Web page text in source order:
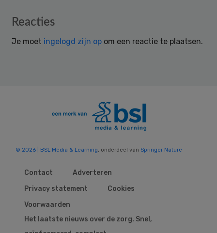
Reader
Reacties
Je moet ingelogd zijn op om een reactie te plaatsen.
© 2026 | BSL Media & Learning , onderdeel van Springer Nature
Contact
Adverteren
Privacy statement
Cookies
Voorwaarden
Het laatste nieuws over de zorg. Snel,